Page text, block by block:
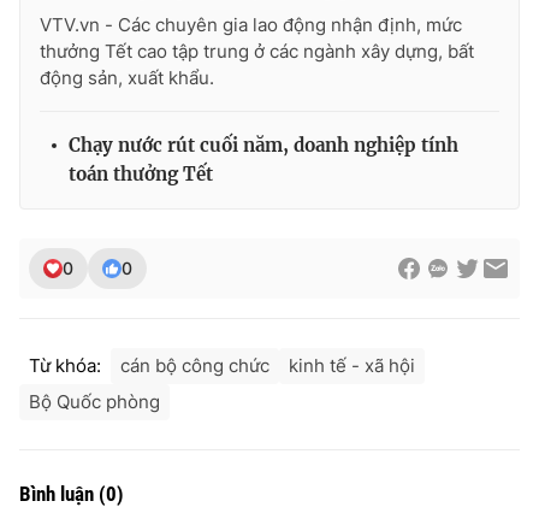
VTV.vn - Các chuyên gia lao động nhận định, mức
thưởng Tết cao tập trung ở các ngành xây dựng, bất
động sản, xuất khẩu.
Chạy nước rút cuối năm, doanh nghiệp tính
toán thưởng Tết
0 0
Từ khóa: cán bộ công chức
kinh tế - xã hội
Bộ Quốc phòng
Bình luận (0)